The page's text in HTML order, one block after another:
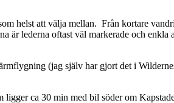
helst att välja mellan. Från kortare
är lederna oftast väl markerade och enkla
(jag själv har gjort det i
ca 30 min med bil söder om